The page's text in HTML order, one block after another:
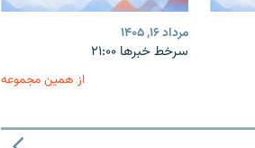
مرداد ۱۶, ۱۴۰۵
سرخط خبرها ۲۱:۰۰
از همین مجموعه